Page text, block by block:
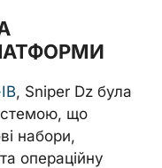
, Sniper Dz була
що
набори,
операційну